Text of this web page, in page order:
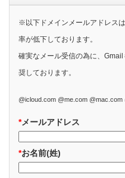
※以下ドメインメールアドレス
率が低下しております。
確実なメール受信の為に、
奨しております。
@icloud.com @me.com @mac.com
*メールアドレス
*お名前(姓)